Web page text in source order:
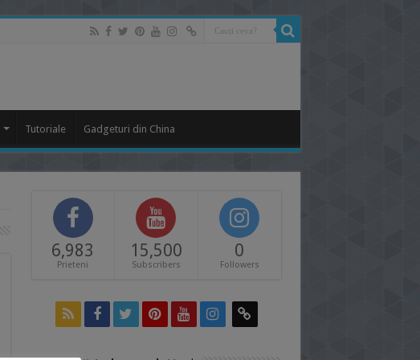
Tutoriale Gadgeturi din China
6,983
Prieteni
15,500
Subscribers
0
Followers